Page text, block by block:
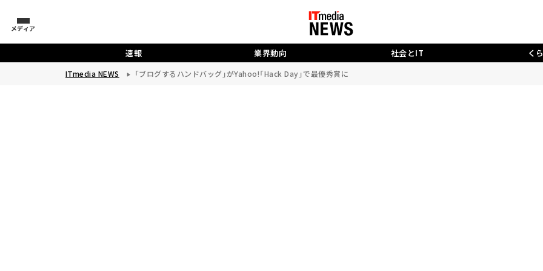
メディア
速報 業界動向 社会とIT く
ITmedia NEWS 「ブログするハンドバッグ」がYahoo!「Hack Day」で最優秀賞に